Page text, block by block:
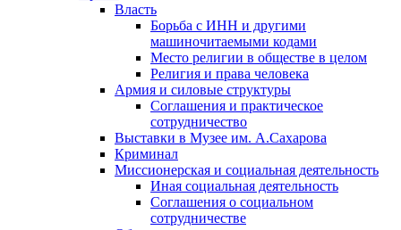
Власть
Борьба с ИНН и другими
машиночитаемыми кодами
Место религии в обществе в целом
Религия и права человека
Армия и силовые структуры
Соглашения и практическое
сотрудничество
Выставки в Музее им. А.Сахарова
Криминал
Миссионерская и социальная деятельность
Иная социальная деятельность
Соглашения о социальном
сотрудничестве